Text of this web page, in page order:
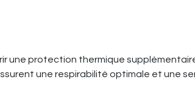
une protection thermique
une respirabilité optimale et une